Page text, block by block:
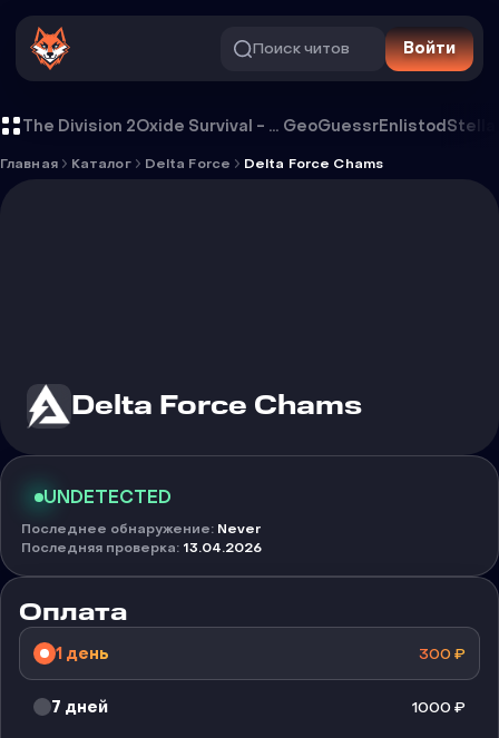
Поиск читов Войти
The Division 2 Oxide Survival - Rust Mobile GeoGuessrEnlistodStella
Главная Каталог Delta Force Delta Force Chams
Delta Force Chams
UNDETECTED
Последнее обнаружение: Never
Последняя проверка: 13.04.2026
Оплата
1 день 300₽
7 дней 1000₽